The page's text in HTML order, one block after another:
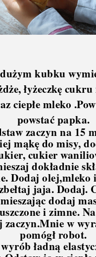
kubku
łyżeczkę
ciepłe mleko
powstać papka.
zaczyn na 15
mąkę do misy,
cukier
dokładnie
Dodaj
jaja. Dodaj.
mieszając dodaj
i zimne.
zaczyn.Mnie w
pomógł robot.
ładną